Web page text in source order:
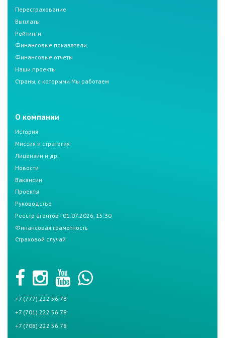
Перестрахование
Выплаты
Рейтинги
Финансовые показатели
Финансовые отчеты
Наши проекты
Страны, с которыми Мы работаем
О компании
История
Миссия и стратегия
Лицензии и др.
Новости
Вакансии
Проекты
Руководство
Реестр агентов - 01.07.2026, 15:30
Финансовая грамотность
Страховой случай
+7 (777) 222 56 78
+7 (701) 222 56 78
+7 (708) 222 56 78